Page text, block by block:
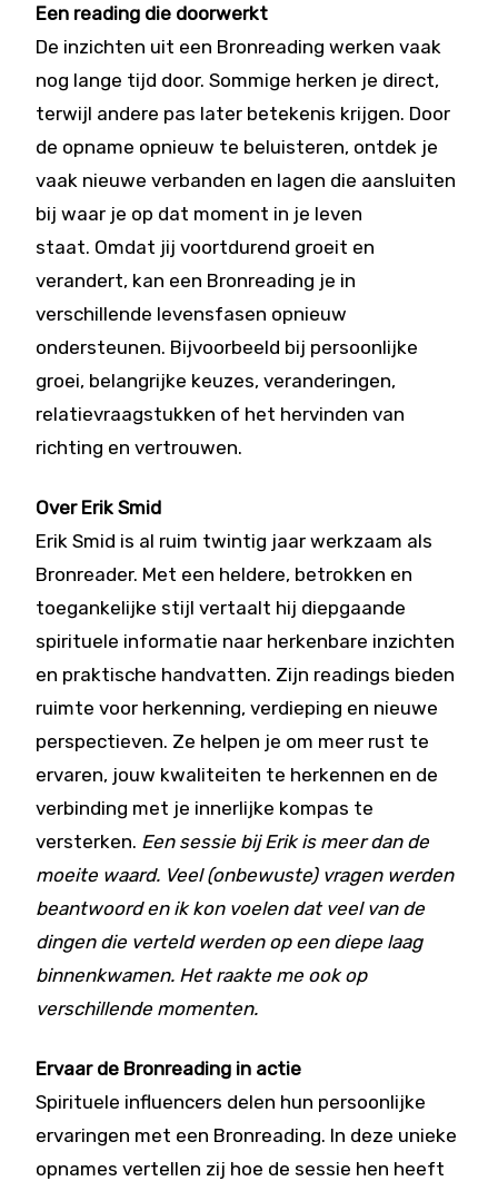
Een reading die doorwerkt
De inzichten uit een Bronreading werken vaak
nog lange tijd door. Sommige herken je direct,
terwijl andere pas later betekenis krijgen. Door
de opname opnieuw te beluisteren, ontdek je
vaak nieuwe verbanden en lagen die aansluiten
bij waar je op dat moment in je leven
staat. Omdat jij voortdurend groeit en
verandert, kan een Bronreading je in
verschillende levensfasen opnieuw
ondersteunen. Bijvoorbeeld bij persoonlijke
groei, belangrijke keuzes, veranderingen,
relatievraagstukken of het hervinden van
richting en vertrouwen.
Over Erik Smid
Erik Smid is al ruim twintig jaar werkzaam als
Bronreader. Met een heldere, betrokken en
toegankelijke stijl vertaalt hij diepgaande
spirituele informatie naar herkenbare inzichten
en praktische handvatten. Zijn readings bieden
ruimte voor herkenning, verdieping en nieuwe
perspectieven. Ze helpen je om meer rust te
ervaren, jouw kwaliteiten te herkennen en de
verbinding met je innerlijke kompas te
versterken. Een sessie bij Erik is meer dan de
moeite waard. Veel (onbewuste) vragen werden
beantwoord en ik kon voelen dat veel van de
dingen die verteld werden op een diepe laag
binnenkwamen. Het raakte me ook op
verschillende momenten.
Ervaar de Bronreading in actie
Spirituele influencers delen hun persoonlijke
ervaringen met een Bronreading. In deze unieke
opnames vertellen zij hoe de sessie hen heeft